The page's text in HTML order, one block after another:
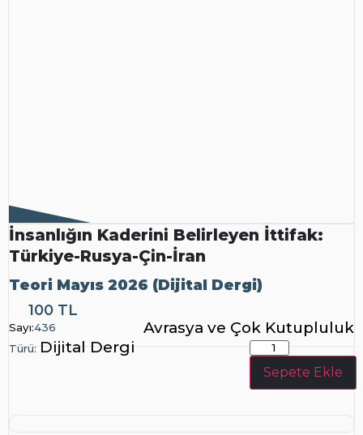
Dijital
Dergi
İnsanlığın Kaderini Belirleyen İttifak:
Türkiye-Rusya-Çin-İran
Teori Mayıs 2026 (Dijital Dergi)
100 TL
Sayı:436 Avrasya ve Çok Kutupluluk
Türü: Dijital Dergi
Sepete Ekle